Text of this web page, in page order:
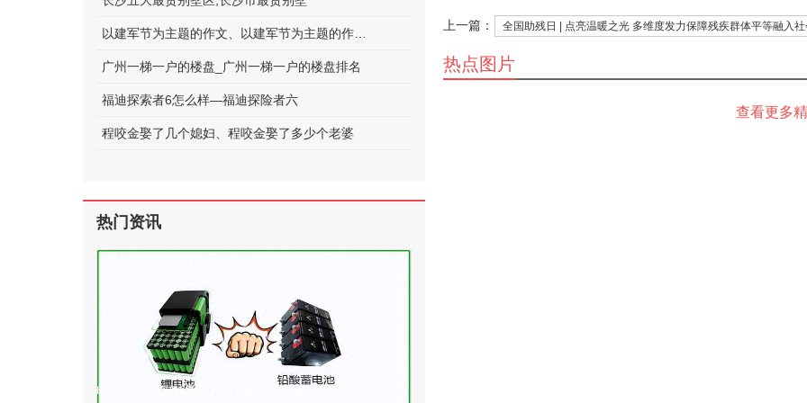
上一篇： 全国助残日 | 点亮温暖之光 多维度发力保障残疾群体平等融入
广州一梯一户的楼盘_广州一梯一户的楼盘排名
福迪探索者6怎么样—福迪探险者六
程咬金娶了几个媳妇、程咬金娶了多少个老婆
热门资讯
电动车电池的种类及标准(电动车 电池
热点图片
查看更多